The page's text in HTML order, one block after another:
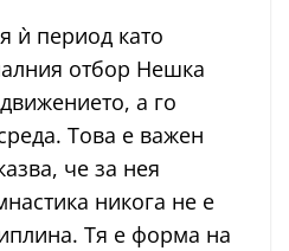
ѝ период като
отбор Нешка
а го
Това е важен
че за нея
никога не е
Тя е форма на